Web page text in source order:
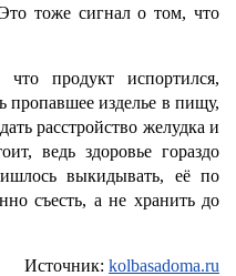
тоже сигнал о том, что
что продукт испортился,
пропавшее изделье в пищу,
расстройство желудка и
ведь здоровье гораздо
выкидывать, её по
съесть, а не хранить до
Источник: kolbasadoma.ru